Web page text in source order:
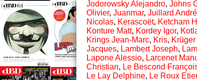
Jodorowsky Alejandro, Johns
Olivier, Juanmar, Juillard André
Nicolas, Kerascoët, Ketcham
Konture Matt, Kordey Igor,
Krings Jean-Marc, Kris,
Jacques, Lambert Joseph,
Lapone Alessio, Larcenet
Christian, Le Bescond
Le Lay Delphine, Le Roux